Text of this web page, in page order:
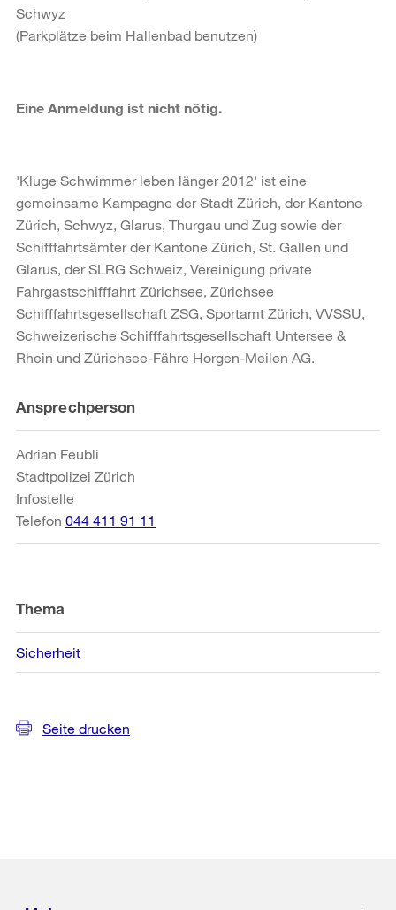
Schwyz
(Parkplätze beim Hallenbad benutzen)
Eine Anmeldung ist nicht nötig.
'Kluge Schwimmer leben länger 2012' ist eine
gemeinsame Kampagne der Stadt Zürich, der Kantone
Zürich, Schwyz, Glarus, Thurgau und Zug sowie der
Schifffahrtsämter der Kantone Zürich, St. Gallen und
Glarus, der SLRG Schweiz, Vereinigung private
Fahrgastschifffahrt Zürichsee, Zürichsee
Schifffahrtsgesellschaft ZSG, Sportamt Zürich, VVSSU,
Schweizerische Schifffahrtsgesellschaft Untersee &
Rhein und Zürichsee-Fähre Horgen-Meilen AG.
Weitere
Informationen
Ansprechperson
Adrian Feubli
Stadtpolizei Zürich
Infostelle
Telefon 044 411 91 11
Thema
Sicherheit
Seite drucken